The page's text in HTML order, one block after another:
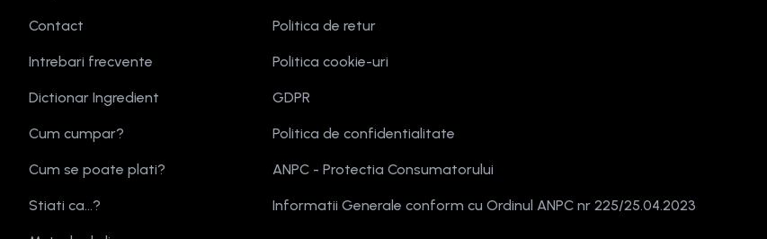
Contact
Intrebari frecvente
Dictionar Ingredient
Cum cumpar?
Cum se poate plati?
Stiati ca...?
Politica de retur
Politica cookie-uri
GDPR
Politica de confidentialitate
ANPC - Protectia Consumatorului
Informatii Generale conform cu Ordinul ANPC nr 225/25.04.2023